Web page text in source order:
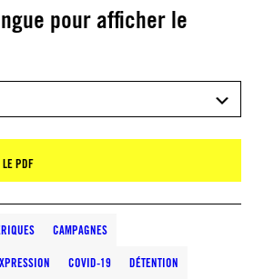
pour afficher le
LE PDF
CAMPAGNES
COVID-19 DÉTENTION